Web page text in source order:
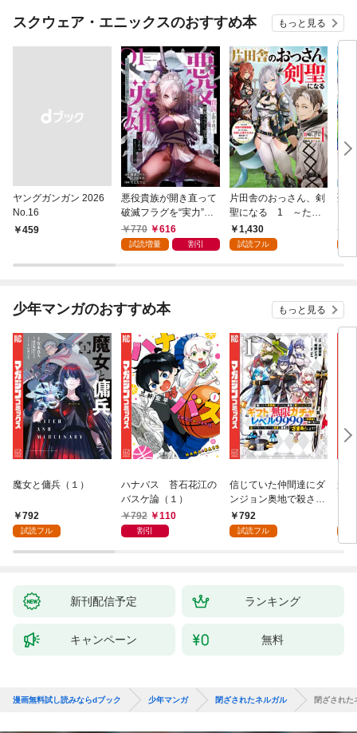
スクウェア・エニックスのおすすめ本 もっと見る
ヤングガンガン 2026
No.16
￥459
悪役貴族が開き直って
破滅フラグを“実力”で
叩き折っていたら、い
つの間にかヒロイン達
770 616
試読増量 割引
片田舎のおっさん、剣
聖になる 1 ～ただ
の田舎の剣術師範だっ
たのに、大成した弟子
1,430
試読フル
聖
巻
少年マンガのおすすめ本 もっと見る
魔女と傭兵（１）
792
試読フル
ハナバス 苔石花江の
バスケ論（１）
792
110
割引
信じていた仲間達にダ
ンジョン奥地で殺され
かけたがギフト『無限
ガチャ』でレベル９９
（１）
792
試読フル
追
強
～
新刊配信予定 ランキング
キャンペーン 無料
漫画無料試し読みならdブック 少年マンガ 閉ざされたネルガル 閉ざされた